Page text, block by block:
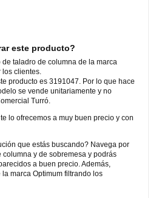
este producto?
taladro de columna de la marca
clientes.
producto es 3191047. Por lo que hace
se vende unitariamente y no
Turró.
lo ofrecemos a muy buen precio y con
que estás buscando? Navega por
y de sobremesa y podrás
a buen precio. Además,
marca Optimum filtrando los